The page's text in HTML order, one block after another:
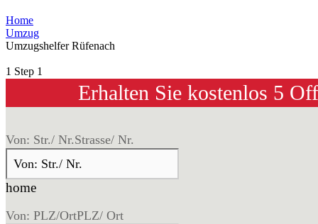
Home
Umzug
Umzugshelfer Rüfenach
1 Step 1
Erhalten Sie kostenlos 5
Von: Str./ Nr.Strasse/ Nr.
home
Von: PLZ/OrtPLZ/ Ort